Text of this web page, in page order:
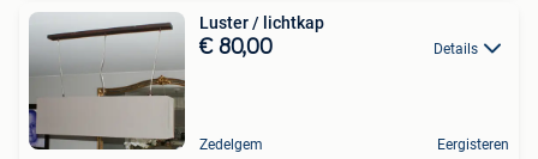
Luster / lichtkap
€ 80,00 Details
Zedelgem Eergisteren